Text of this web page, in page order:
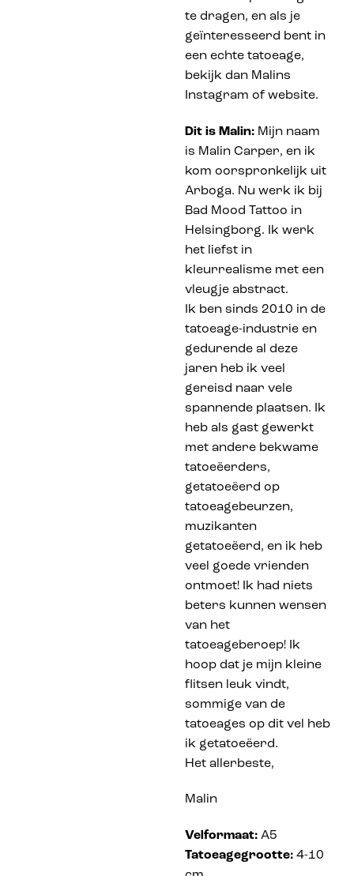
te dragen, en als je
geïnteresseerd bent in
een echte tatoeage,
bekijk dan Malins
Instagram of website.
Dit is Malin: Mijn naam
is Malin Carper, en ik
kom oorspronkelijk uit
Arboga. Nu werk ik bij
Bad Mood Tattoo in
Helsingborg. Ik werk
het liefst in
kleurrealisme met een
vleugje abstract.
Ik ben sinds 2010 in de
tatoeage-industrie en
gedurende al deze
jaren heb ik veel
gereisd naar vele
spannende plaatsen. Ik
heb als gast gewerkt
met andere bekwame
tatoeëerders,
getatoeëerd op
tatoeagebeurzen,
muzikanten
getatoeëerd, en ik heb
veel goede vrienden
ontmoet! Ik had niets
beters kunnen wensen
van het
tatoeageberoep! Ik
hoop dat je mijn kleine
flitsen leuk vindt,
sommige van de
tatoeages op dit vel heb
ik getatoeëerd.
Het allerbeste,
Malin
Velformaat: A5
Tatoeagegrootte: 4-10